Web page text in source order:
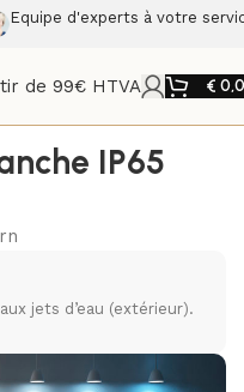
Equipe d'experts à votre
de 99€ HTVA €
IP65
jets d’eau (extérieur).